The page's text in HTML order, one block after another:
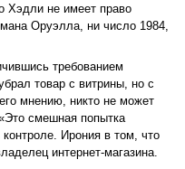
Хэдли не имеет право
Оруэлла, ни число 1984,
требованием
товар с витрины, но с
мнению, никто не может
смешная попытка
Ирония в том, что
интернет-магазина.